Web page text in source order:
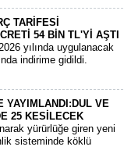
TARİFESİ
54 BİN TL'Yİ AŞTI
yılında uygulanacak
indirime gidildi.
YAYIMLANDI:DUL VE
25 KESİLECEK
yürürlüğe giren yeni
sisteminde köklü